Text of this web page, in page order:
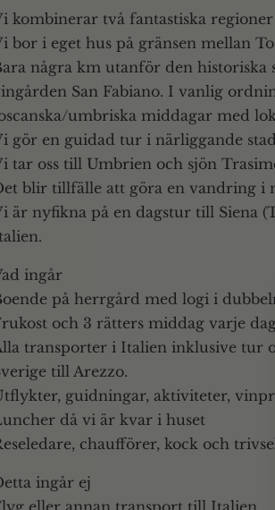
kombinerar två fantastiska regioner
bor i eget hus på gränsen mellan
några km utanför den
San Fabiano. I vanlig
umbriska middagar med
gör en guidad tur i närliggande
tar oss till Umbrien och sjön
blir tillfälle att göra en vandring i
är nyfikna på en dagstur till Siena
ingår
på herrgård med logi i
och 3 rätters middag varje
transporter i Italien inklusive tur
till Arezzo.
guidningar, aktiviteter,
då vi är kvar i huset
chaufförer, kock och
ingår ej
eller annan transport till Italien